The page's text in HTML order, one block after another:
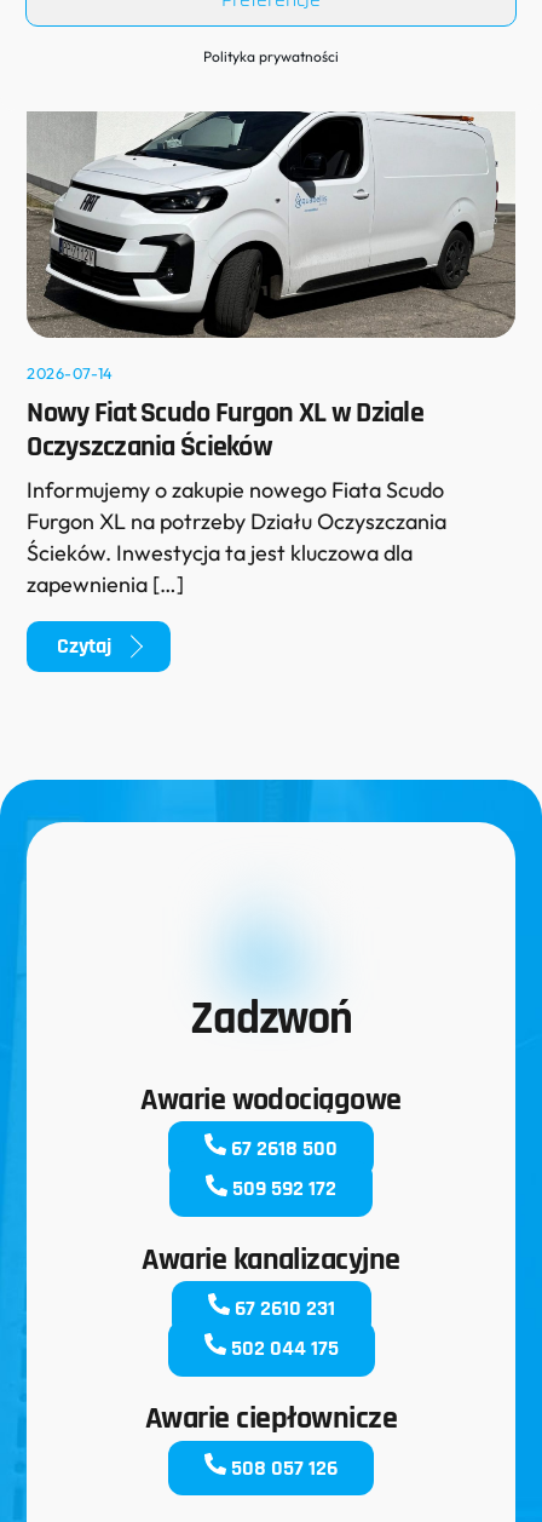
Polityka prywatności
2026-07-14
Nowy Fiat Scudo Furgon XL w Dziale
Oczyszczania Ścieków
Informujemy o zakupie nowego Fiata Scudo
Furgon XL na potrzeby Działu Oczyszczania
Ścieków. Inwestycja ta jest kluczowa dla
zapewnienia […]
Czytaj
Zadzwoń
Awarie wodociągowe
67 2618 500
509 592 172
Awarie kanalizacyjne
67 2610 231
502 044 175
Awarie ciepłownicze
508 057 126